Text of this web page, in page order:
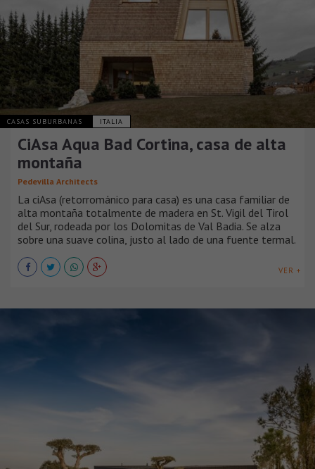
CASAS SUBURBANAS ITALIA
CiAsa Aqua Bad Cortina, casa de alta
montaña
Pedevilla Architects
La ciAsa (retorrománico para casa) es una casa familiar de
alta montaña totalmente de madera en St. Vigil del Tirol
del Sur, rodeada por los Dolomitas de Val Badia. Se alza
sobre una suave colina, justo al lado de una fuente termal.
VER +